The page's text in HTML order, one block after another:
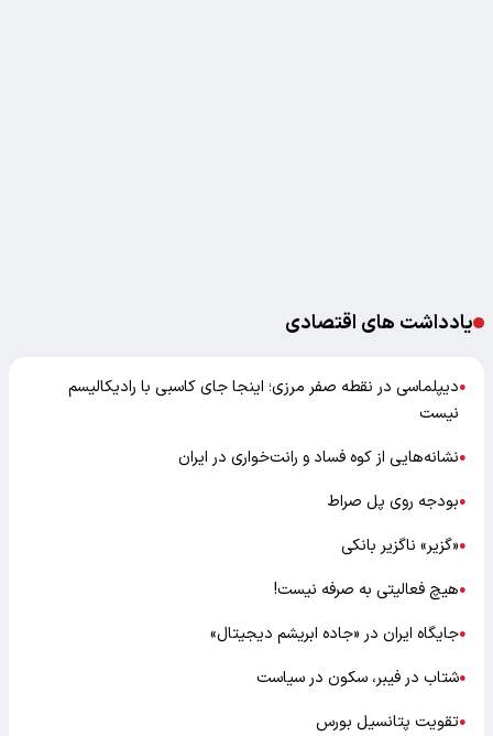
یادداشت های اقتصادی
●دیپلماسی در نقطه صفر مرزی؛ اینجا جای کاسبی با رادیکالیسم
نیست
●نشانه‌هایی از کوه فساد و رانت‌خواری در ایران
●بودجه روی پل صراط
●«گزیر» ناگزیر بانکی
●هیچ فعالیتی به صرفه نیست!
●جایگاه ایران در «جاده ابریشم دیجیتال»
●شتاب در فیبر، سکون در سیاست
●تقویت پتانسیل بورس